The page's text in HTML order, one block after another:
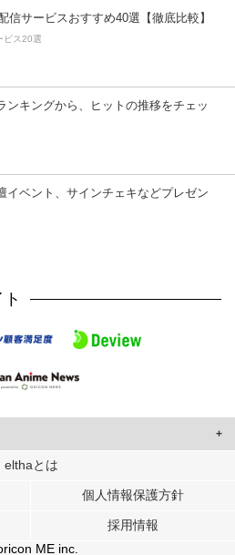
信サービスおすすめ40選【徹底比較】
ビス20選
ンキングから、ヒットの推移をチェッ
イベント、サインチェキなどプレゼン
、ユーザーに合わせたコンテンツや広告の
各パートナーに提供しています。
ーが各パートナーに提供した他の情報や、
elthaとは
個人情報保護方針
採用情報
ME inc.